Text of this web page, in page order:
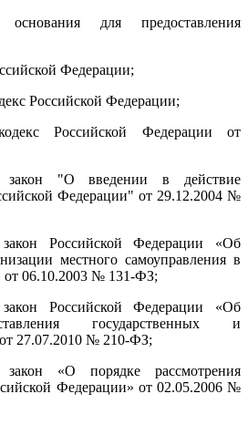
для предоставления
Федерации;
Российской Федерации;
Российской Федерации от
закон "О введении в действие
Федерации" от 29.12.2004 №
Российской Федерации «Об
местного самоуправления в
от 06.10.2003 № 131-ФЗ;
Российской Федерации «Об
государственных и
27.07.2010 № 210-ФЗ;
«О порядке рассмотрения
Федерации» от 02.05.2006 №